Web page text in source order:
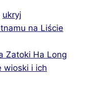
ukryj
na Liście
Zatoki Ha Long
wioski i ich